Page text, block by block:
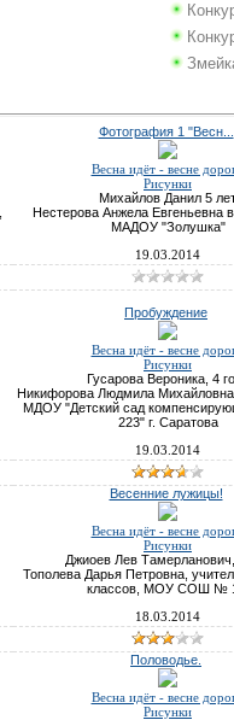
Фотография 1 "Весн...
Весна идёт - весне
Рисунки
Михайлов Данил 5
Нестерова Анжела Евгеньевна
МАДОУ "Золушка"
19.03.2014
Пробуждение
Весна идёт - весне
Рисунки
Гусарова Вероника, 4
Никифорова Людмила
МДОУ "Детский сад
223" г. Саратова
19.03.2014
Весенние лужицы!
Весна идёт - весне
Рисунки
Джиоев Лев
Тополева Дарья Петровна,
классов, МОУ СОШ №
18.03.2014
Половодье.
Весна идёт - весне
Рисунки